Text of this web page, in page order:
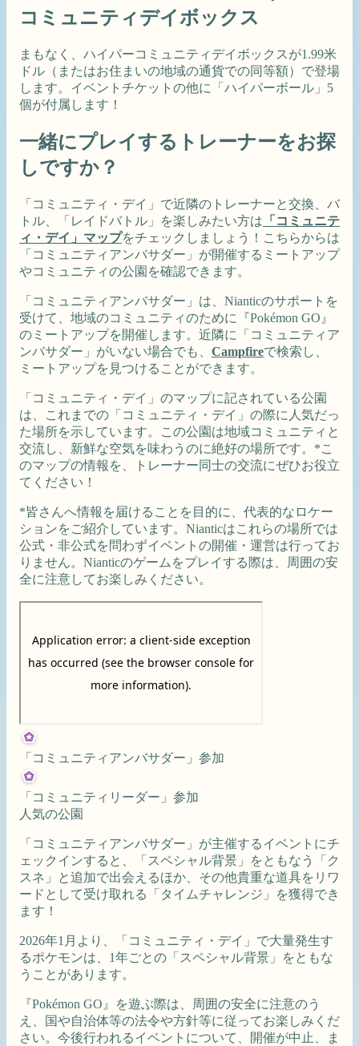
コミュニティデイボックス
まもなく、ハイパーコミュニティデイボックスが1.99米
ドル（またはお住まいの地域の通貨での同等額）で登場
します。イベントチケットの他に「ハイパーボール」5
個が付属します！
一緒にプレイするトレーナーをお探
しですか？
「コミュニティ・デイ」で近隣のトレーナーと交換、バ
トル、「レイドバトル」を楽しみたい方は 「コミュニテ
ィ・デイ」マップをチェックしましょう！こちらからは
「コミュニティアンバサダー」が開催するミートアップ
やコミュニティの公園を確認できます。
「コミュニティアンバサダー」は、Nianticのサポートを
受けて、地域のコミュニティのために『Pokémon GO』
のミートアップを開催します。近隣に「コミュニティア
ンバサダー」がいない場合でも、 Campfireで検索し、
ミートアップを見つけることができます。
「コミュニティ・デイ」のマップに記されている公園
は、これまでの「コミュニティ・デイ」の際に人気だっ
た場所を示しています。この公園は地域コミュニティと
交流し、新鮮な空気を味わうのに絶好の場所です。*こ
のマップの情報を、トレーナー同士の交流にぜひお役立
てください！
*皆さんへ情報を届けることを目的に、代表的なロケー
ションをご紹介しています。Nianticはこれらの場所では
公式・非公式を問わずイベントの開催・運営は行ってお
りません。Nianticのゲームをプレイする際は、周囲の安
全に注意してお楽しみください。
「コミュニティアンバサダー」参加
「コミュニティリーダー」参加
人気の公園
「コミュニティアンバサダー」が主催するイベントにチ
ェックインすると、「スペシャル背景」をともなう「ク
スネ」と追加で出会えるほか、その他貴重な道具をリワ
ードとして受け取れる「タイムチャレンジ」を獲得でき
ます！
2026年1月より、「コミュニティ・デイ」で大量発生す
るポケモンは、1年ごとの「スペシャル背景」をともな
うことがあります。
『Pokémon GO』を遊ぶ際は、周囲の安全に注意のう
え、国や自治体等の法令や方針等に従ってお楽しみくだ
さい。今後行われるイベントについて、開催が中止、ま